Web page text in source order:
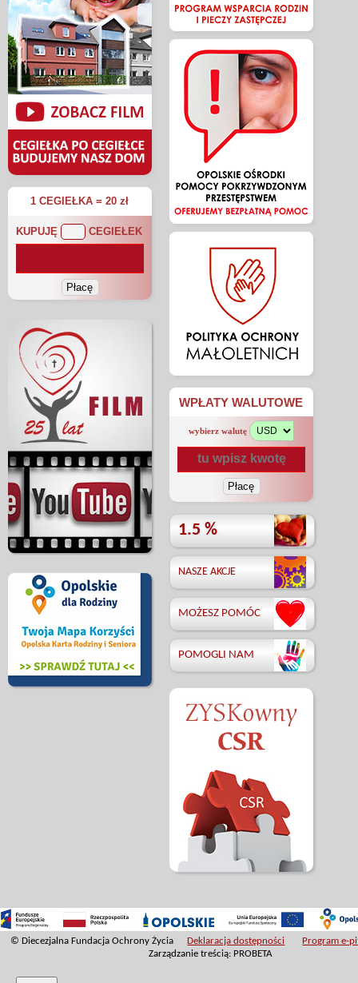
1 CEGIEŁKA = 20 zł
KUPUJĘ CEGIEŁEK
WPŁATY WALUTOWE
wybierz walutę
1.5 %
NASZE AKCJE
MOŻESZ POMÓC
POMOGLI NAM
© Diecezjalna Fundacja Ochrony Życia Deklaracja dostępności
Program e-
Zarządzanie treścią: PROBETA